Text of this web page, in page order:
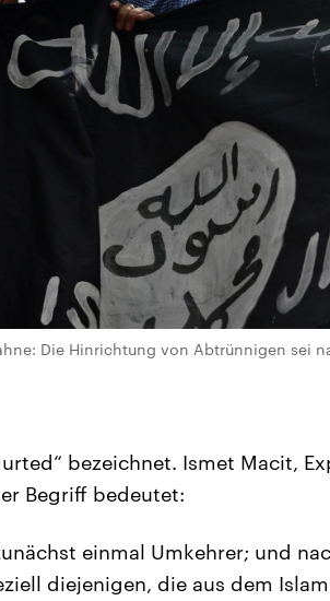
Die Hinrichtung von Abtrünnigen sei
bezeichnet. Ismet Macit,
Begriff bedeutet:
einmal Umkehrer; und
diejenigen, die aus dem